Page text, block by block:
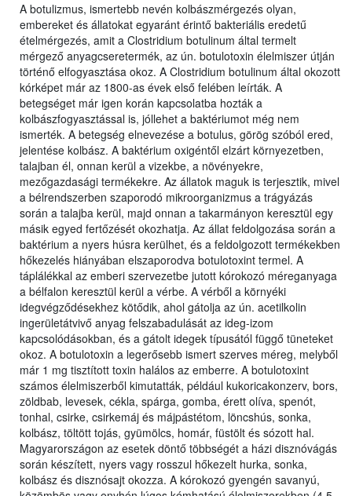
A botulizmus, ismertebb nevén kolbászmérgezés olyan,
embereket és állatokat egyaránt érintő bakteriális eredetű
ételmérgezés, amit a Clostridium botulinum által termelt
mérgező anyagcseretermék, az ún. botulotoxin élelmiszer útján
történő elfogyasztása okoz. A Clostridium botulinum által okozott
kórképet már az 1800-as évek első felében leírták. A
betegséget már igen korán kapcsolatba hozták a
kolbászfogyasztással is, jóllehet a baktériumot még nem
ismerték. A betegség elnevezése a botulus, görög szóból ered,
jelentése kolbász. A baktérium oxigéntől elzárt környezetben,
talajban él, onnan kerül a vizekbe, a növényekre,
mezőgazdasági termékekre. Az állatok maguk is terjesztik, mivel
a bélrendszerben szaporodó mikroorganizmus a trágyázás
során a talajba kerül, majd onnan a takarmányon keresztül egy
másik egyed fertőzését okozhatja. Az állat feldolgozása során a
baktérium a nyers húsra kerülhet, és a feldolgozott termékekben
hőkezelés hiányában elszaporodva botulotoxint termel. A
táplálékkal az emberi szervezetbe jutott kórokozó méreganyaga
a bélfalon keresztül kerül a vérbe. A vérből a környéki
idegvégződésekhez kötődik, ahol gátolja az ún. acetilkolin
ingerületátvivő anyag felszabadulását az ideg-izom
kapcsolódásokban, és a gátolt idegek típusától függő tüneteket
okoz. A botulotoxin a legerősebb ismert szerves méreg, melyből
már 1 mg tisztított toxin halálos az emberre. A botulotoxint
számos élelmiszerből kimutatták, például kukoricakonzerv, bors,
zöldbab, levesek, cékla, spárga, gomba, érett olíva, spenót,
tonhal, csirke, csirkemáj és májpástétom, löncshús, sonka,
kolbász, töltött tojás, gyümölcs, homár, füstölt és sózott hal.
Magyarországon az esetek döntő többségét a házi disznóvágás
során készített, nyers vagy rosszul hőkezelt hurka, sonka,
kolbász és disznósajt okozza. A kórokozó gyengén savanyú,